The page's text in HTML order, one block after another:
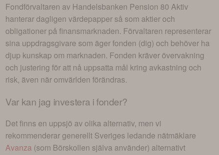
Fondförvaltaren av Handelsbanken Pension 80 Aktiv
hanterar dagligen värdepapper så som aktier och
obligationer på finansmarknaden. Förvaltaren representerar
sina uppdragsgivare som äger fonden (dig) och behöver ha
djup kunskap om marknaden. Fonden kräver övervakning
och justering för att nå uppsatta mål kring avkastning och
risk, även när omvärlden förändras.
Var kan jag investera ifonder?
Det finns en uppsjö av olika alternativ, men vi
rekommenderar generellt Sveriges ledande nätmäklare
Avanza (som Börskollen själva använder) alternativt